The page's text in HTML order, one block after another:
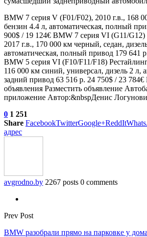
BMW 7 серия V (F01/F02), 2010 г.в., 168
бензин 4.4 л, автоматическая, полный
900$ / 19 124€ BMW 7 серия VI (G11/
2017 г.в., 170 000 км черный, седан,
автоматическая, полный привод 179 641
BMW 5 серия VI (F10/F11/F18)
116 000 км синий, универсал, дизель 2 л,
задний привод 63 516 р. 24 750$ / 23 784€
объявления Разместить объявление
приложение Автор:&nbspДенис
0 1 251
Share FacebookTwitterGoogle+ReddIt
адрес
avgrodno.by 2267 posts 0 comments
Prev Post
BMW разобрали прямо на парковке у дома